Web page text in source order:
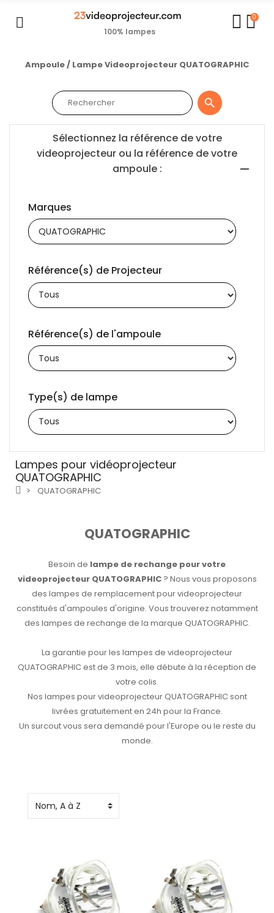
100% lampes
0
Ampoule / Lampe Videoprojecteur QUATOGRAPHIC

Sélectionnez la référence de votre
videoprojecteur ou la référence de votre
ampoule :
Marques
Référence(s) de Projecteur
Référence(s) de l'ampoule
Type(s) de lampe
Lampes pour vidéoprojecteur
QUATOGRAPHIC
QUATOGRAPHIC
QUATOGRAPHIC
Besoin de lampe de rechange pour votre
videoprojecteur QUATOGRAPHIC? Nous vous proposons
des lampes de remplacement pour videoprojecteur
constitués d'ampoules d'origine. Vous trouverez notamment
des lampes de rechange de la marque QUATOGRAPHIC.
La garantie pour les lampes de videoprojecteur
QUATOGRAPHIC est de 3 mois, elle débute à la réception de
votre colis.
Nos lampes pour videoprojecteur QUATOGRAPHIC sont
livrées gratuitement en 24h pour la France.
Un surcout vous sera demandé pour l'Europe ou le reste du
monde.